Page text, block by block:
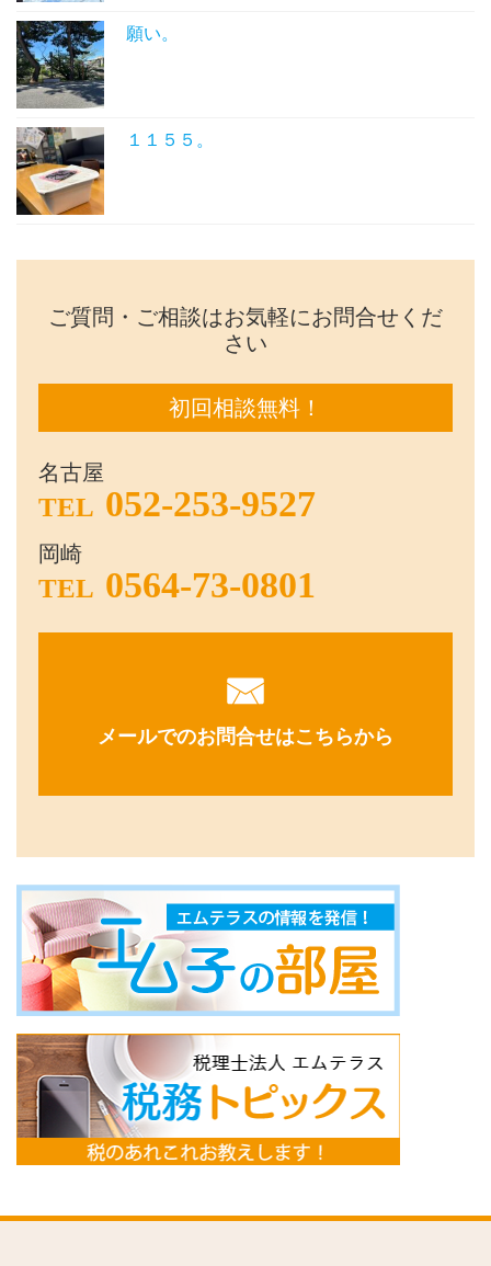
願い。
１１５５。
ご質問・ご相談はお気軽にお問合せくだ
さい
初回相談無料！
名古屋
TEL 052-253-9527
岡崎
TEL 0564-73-0801
メールでのお問合せはこちらから